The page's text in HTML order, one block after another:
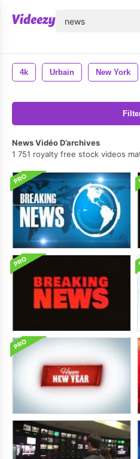
4k Urbain New York
News Vidéo D’archives
1 751 royalty free stock videos